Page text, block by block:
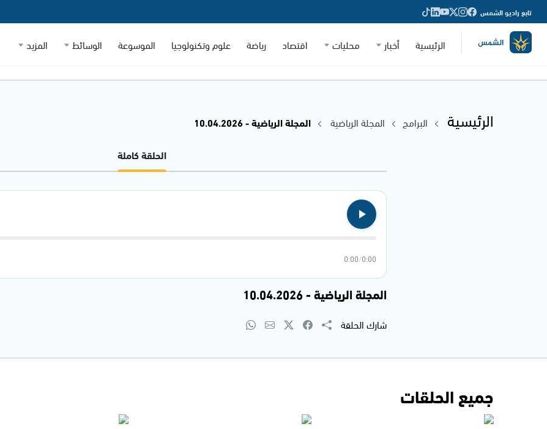
تابع راديو الشمس
الرئيسية أخبار محليات اقتصاد رياضة علوم وتكنولوجيا الموسوعة الوسائط المزيد
الرئيسية البرامج المجلة الرياضية
المجلة الرياضية - 10.04.2026
الحلقة كاملة
0:00
/
0:00
المجلة الرياضية - 10.04.2026
شارك الحلقة
جميع الحلقات